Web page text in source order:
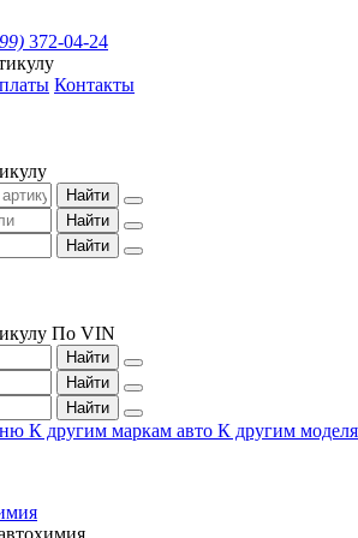
372-04-24
Контакты
Найти
Найти
Найти
По VIN
Найти
Найти
Найти
К другим маркам авто К другим